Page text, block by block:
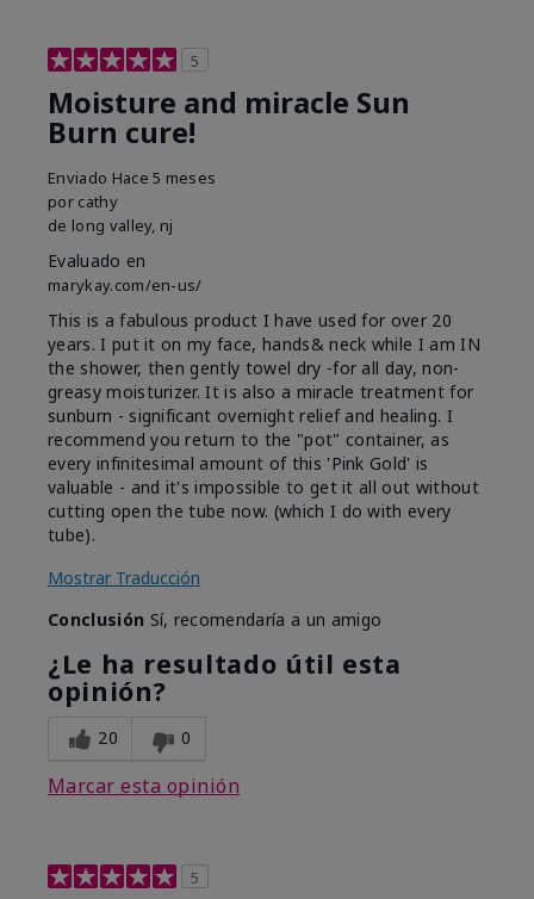
5
Moisture and miracle Sun
Burn cure!
Enviado Hace 5 meses
por cathy
de long valley, nj
Evaluado en
marykay.com/en-us/
This is a fabulous product I have used for over 20
years. I put it on my face, hands& neck while I am IN
the shower, then gently towel dry -for all day, non-
greasy moisturizer. It is also a miracle treatment for
sunburn - significant overnight relief and healing. I
recommend you return to the "pot" container, as
every infinitesimal amount of this 'Pink Gold' is
valuable - and it's impossible to get it all out without
cutting open the tube now. (which I do with every
tube).
Mostrar Traducción
Conclusión Sí, recomendaría a un amigo
¿Le ha resultado útil esta
opinión?
20 0
Marcar esta opinión
5